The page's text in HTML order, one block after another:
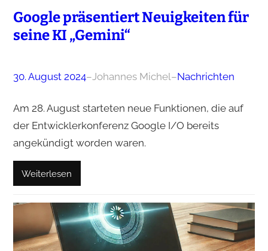
Google präsentiert Neuigkeiten für
seine KI „Gemini“
30. August 2024–Johannes Michel–Nachrichten
Am 28. August starteten neue Funktionen, die auf
der Entwicklerkonferenz Google I/O bereits
angekündigt worden waren.
Weiterlesen